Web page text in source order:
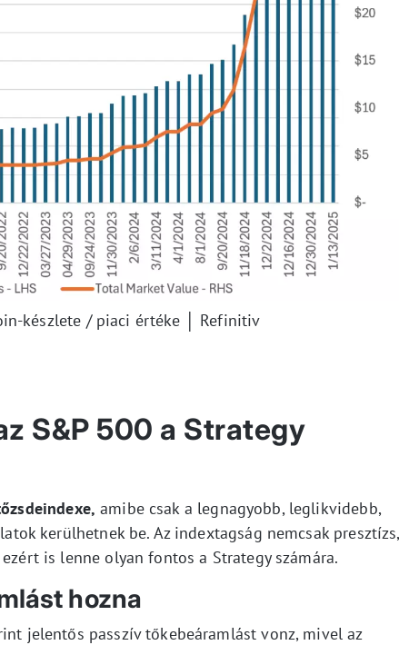
készlete / piaci értéke │ Refinitiv
S&P 500 a Strategy
amibe csak a legnagyobb, leglikvidebb,
kerülhetnek be. Az indextagság nemcsak presztízs,
is lenne olyan fontos a Strategy számára.
hozna
jelentős passzív tőkebeáramlást vonz, mivel az